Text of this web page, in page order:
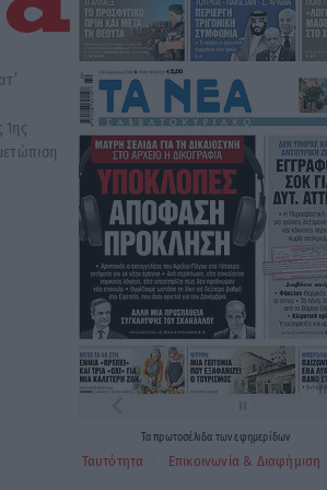
1ης
Ταπρωτοσέλιδα τωνεφημερίδων
Ταυτότητα Επικοινωνία & Διαφήμιση